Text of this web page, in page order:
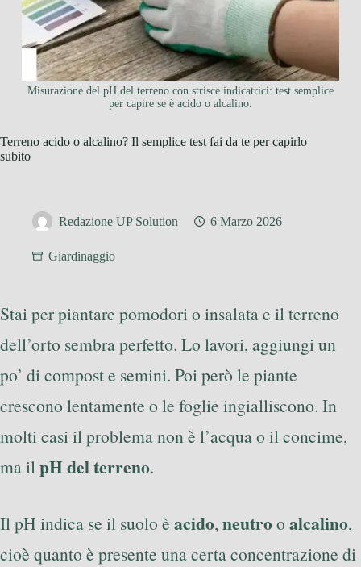
Misurazione del pH del terreno con strisce indicatrici: test semplice
per capire se è acido o alcalino.
Terreno acido o alcalino? Il semplice test fai da te per capirlo
subito
Redazione UP Solution 6 Marzo 2026
Giardinaggio
Stai per piantare pomodori o insalata e il terreno
dell’orto sembra perfetto. Lo lavori, aggiungi un
po’ di compost e semini. Poi però le piante
crescono lentamente o le foglie ingialliscono. In
molti casi il problema non è l’acqua o il concime,
ma ilpH del terreno.
Il pH indica se il suolo è acido, neutroo alcalino,
cioè quanto è presente una certa concentrazione di